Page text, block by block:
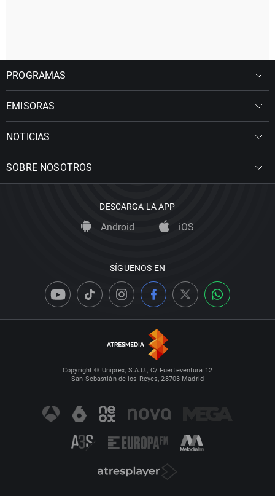
PROGRAMAS
EMISORAS
NOTICIAS
SOBRE NOSOTROS
DESCARGA LA APP
Android iOS
SÍGUENOS EN
Copyright © Uniprex, S.A.U., C/ Fuerteventura 12
San Sebastián de los Reyes, 28703 Madrid